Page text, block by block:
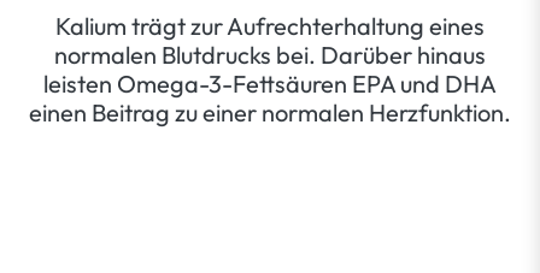
Kalium trägt zur Aufrechterhaltung eines
normalen Blutdrucks bei. Darüber hinaus
leisten Omega-3-Fettsäuren EPA und DHA
einen Beitrag zu einer normalen Herzfunktion.